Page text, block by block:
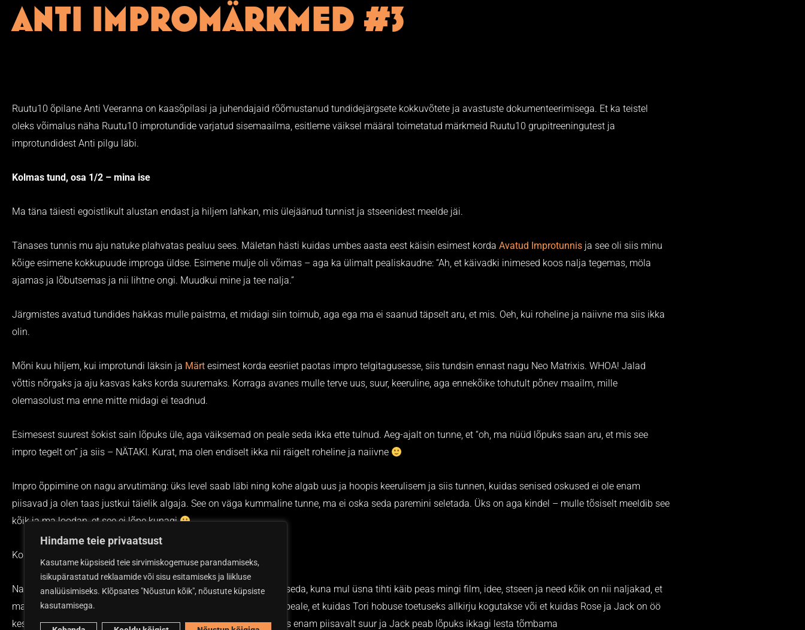
Hindame teie privaatsust
Kasutame küpsiseid teie sirvimiskogemuse parandamiseks,
isikupärastatud reklaamide või sisu esitamiseks ja liikluse
analüüsimiseks. Klõpsates "Nõustun kõik", nõustute küpsiste
kasutamisega.
ANTI IMPROMÄRKMED #3
Ruutu10 õpilane Anti Veeranna on kaasõpilasi ja juhendajaid rõõmustanud tundidejärgsete kokkuvõtete ja avastuste dokumenteerimisega. Et ka teistel
oleks võimalus näha Ruutu10 improtundide varjatud sisemaailma, esitleme väiksel määral toimetatud märkmeid Ruutu10 grupitreeningutest ja
improtundidest Anti pilgu läbi.
Kolmas tund, osa 1/2 – mina ise
Ma täna täiesti egoistlikult alustan endast ja hiljem lahkan, mis ülejäänud tunnist ja stseenidest meelde jäi.
Tänases tunnis mu aju natuke plahvatas pealuu sees. Mäletan hästi kuidas umbes aasta eest käisin esimest korda Avatud Improtunnis ja see oli siis minu
kõige esimene kokkupuude improga üldse. Esimene mulje oli võimas – aga ka ülimalt pealiskaudne: “Ah, et käivadki inimesed koos nalja tegemas, möla
ajamas ja lõbutsemas ja nii lihtne ongi. Muudkui mine ja tee nalja.”
Järgmistes avatud tundides hakkas mulle paistma, et midagi siin toimub, aga ega ma ei saanud täpselt aru, et mis. Oeh, kui roheline ja naiivne ma siis ikka
olin.
Mõni kuu hiljem, kui improtundi läksin ja Märt esimest korda eesriiet paotas impro telgitagusesse, siis tundsin ennast nagu Neo Matrixis. WHOA! Jalad
võttis nõrgaks ja aju kasvas kaks korda suuremaks. Korraga avanes mulle terve uus, suur, keeruline, aga ennekõike tohutult põnev maailm, mille
olemasolust ma enne mitte midagi ei teadnud.
Esimesest suurest šokist sain lõpuks üle, aga väiksemad on peale seda ikka ette tulnud. Aeg-ajalt on tunne, et “oh, ma nüüd lõpuks saan aru, et mis see
impro tegelt on” ja siis – NÄTAKI. Kurat, ma olen endiselt ikka nii räigelt roheline ja naiivne
Impro õppimine on nagu arvutimäng: üks level saab läbi ning kohe algab uus ja hoopis keerulisem ja siis tunnen, kuidas senised oskused ei ole enam
piisavad ja olen taas justkui täielik algaja. See on väga kummaline tunne, ma ei oska seda paremini seletada. Üks on aga kindel – mulle tõsiselt meeldib see
kõik ja ma loodan, et see ei lõpe kunagi
Kolmas tund – osa 2/2 – stseenid ja mõtted
Naine mõnikord küsib minu käest, et “mis sa jälle muigad?” Teen seda, kuna mul üsna tihti käib peas mingi film, idee, stseen ja need kõik on nii naljakad, et
ma siis itsitangi omaette. Täna enne tundi mõtlesin näiteks selle peale, et kuidas Tori hobuse toetuseks allkirju kogutakse või et kuidas Rose ja Jack on öö
keset merd Titanicu uksel veetnud ja see korraga pole nende jaoks enam piisavalt suur ja Jack peab lõpuks ikkagi lesta tõmbama